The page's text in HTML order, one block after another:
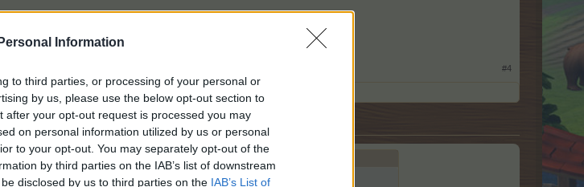
Information
to third parties, or processing of your personal or
by us, please use the below opt-out section to
after your opt-out request is processed you may
on personal information utilized by us or personal
to your opt-out. You may separately opt-out of the
by third parties on the IAB’s list of downstream
disclosed by us to third parties on the IAB’s List of
ми в повече.
#4